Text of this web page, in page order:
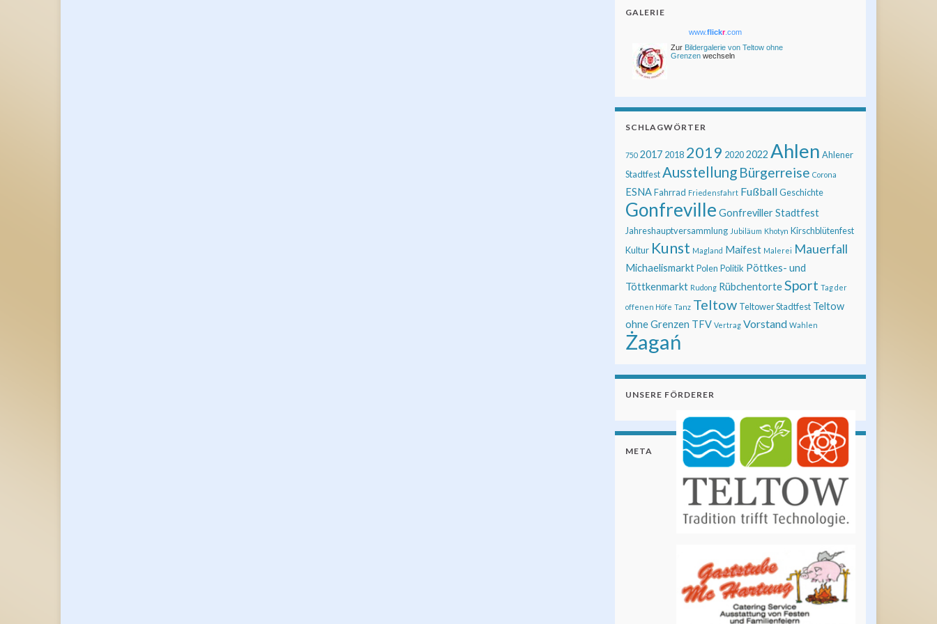
GALERIE
www.flickr.com
Zur Bildergalerie von Teltow ohne
Grenzen wechseln
SCHLAGWÖRTER
750 2017 2018 2019 20202022 Ahlen Ahlener
Stadtfest Ausstellung Bürgerreise Corona
ESNAFahrrad Friedensfahrt FußballGeschichte
Gonfreville Gonfreviller Stadtfest
Jahreshauptversammlung Jubiläum Khotyn Kirschblütenfest
Kultur Kunst Magland Maifest Malerei Mauerfall
MichaelismarktPolen Politik Pöttkes- und
Töttkenmarkt Rudong RübchentorteSport Tag der
offenen Höfe Tanz Teltow Teltower Stadtfest Teltow
ohne Grenzen TFV Vertrag Vorstand Wahlen
Żagań
UNSERE FÖRDERER
META